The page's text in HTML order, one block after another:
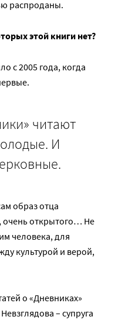
распроданы.
торых этой книги нет?
с 2005 года, когда
читают
И
образ отца
очень открытого… Не
человека, для
культурой и верой,
о «Дневниках»
– супруга